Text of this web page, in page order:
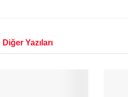
Diğer Yazıları